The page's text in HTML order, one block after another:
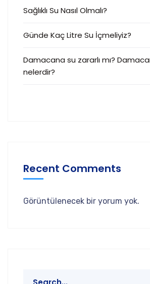
Sağlıklı Su Nasıl Olmalı?
Günde Kaç Litre Su İçmeliyiz?
Damacana su zararlı mı?
nelerdir?
Recent Comments
Görüntülenecek bir yorum yok.